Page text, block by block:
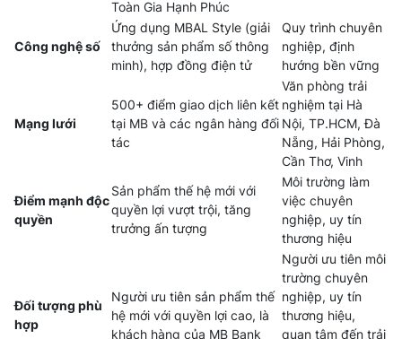
Toàn Gia Hạnh Phúc
Công nghệ số
Ứng dụng MBAL Style (giải
thưởng sản phẩm số thông
minh), hợp đồng điện tử
Quy trình chuyên
nghiệp, định
hướng bền vững
Mạng lưới
500+ điểm giao dịch liên kết
tại MB và các ngân hàng đối
tác
Văn phòng trải
nghiệm tại Hà
Nội, TP.HCM, Đà
Nẵng, Hải Phòng,
Cần Thơ, Vinh
Điểm mạnh độc
quyền
Sản phẩm thế hệ mới với
quyền lợi vượt trội, tăng
trưởng ấn tượng
Môi trường làm
việc chuyên
nghiệp, uy tín
thương hiệu
Đối tượng phù
hợp
Người ưu tiên sản phẩm thế
hệ mới với quyền lợi cao, là
khách hàng của MB Bank
Người ưu tiên môi
trường chuyên
nghiệp, uy tín
thương hiệu,
quan tâm đến trải